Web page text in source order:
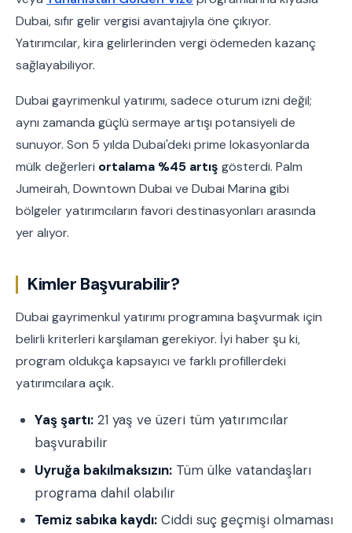
Dubai, sıfır gelir vergisi avantajıyla öne çıkıyor.
Yatırımcılar, kira gelirlerinden vergi ödemeden kazanç
sağlayabiliyor.
Dubai gayrimenkul yatırımı, sadece oturum izni değil;
aynı zamanda güçlü sermaye artışı potansiyeli de
sunuyor. Son 5 yılda Dubai'deki prime lokasyonlarda
mülk değerleri ortalama %45 artış gösterdi. Palm
Jumeirah, Downtown Dubai ve Dubai Marina gibi
bölgeler yatırımcıların favori destinasyonları arasında
yer alıyor.
Kimler Başvurabilir?
Dubai gayrimenkul yatırımı programına başvurmak için
belirli kriterleri karşılaman gerekiyor. İyi haber şu ki,
program oldukça kapsayıcı ve farklı profillerdeki
yatırımcılara açık.
Yaş şartı: 21 yaş ve üzeri tüm yatırımcılar
başvurabilir
Uyruğa bakılmaksızın: Tüm ülke vatandaşları
programa dahil olabilir
Temiz sabıka kaydı: Ciddi suç geçmişi olmaması